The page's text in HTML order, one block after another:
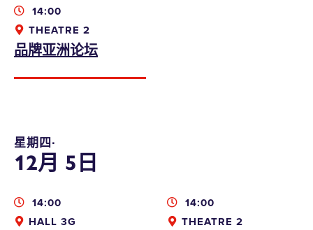
14:00
THEATRE 2
品牌亚洲论坛
星期四∙
12月 5日
14:00
HALL 3G
14:00
THEATRE 2